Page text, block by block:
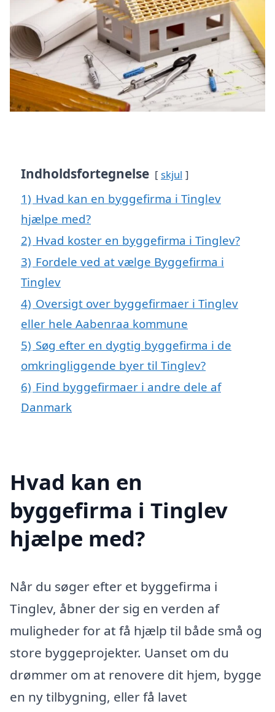
Indholdsfortegnelse skjul
1) Hvad kan en byggefirma i Tinglev
hjælpe med?
2) Hvad koster en byggefirma i Tinglev?
3) Fordele ved at vælge Byggefirma i
Tinglev
4) Oversigt over byggefirmaer i Tinglev
eller hele Aabenraa kommune
5) Søg efter en dygtig byggefirma i de
omkringliggende byer til Tinglev?
6) Find byggefirmaer i andre dele af
Danmark
Hvad kan en
byggefirma i Tinglev
hjælpe med?
Når du søger efter et byggefirma i
Tinglev, åbner der sig en verden af
muligheder for at få hjælp til både små og
store byggeprojekter. Uanset om du
drømmer om at renovere dit hjem, bygge
en ny tilbygning, eller få lavet